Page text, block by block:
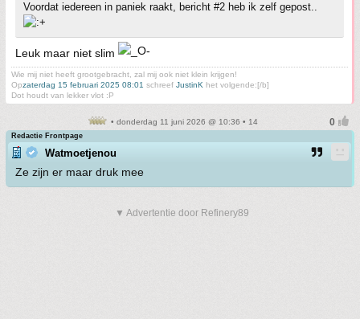
Voordat iedereen in paniek raakt, bericht #2 heb ik zelf gepost..
Leuk maar niet slim
Wie mij niet heeft grootgebracht, zal mij ook niet klein krijgen!
Opzaterdag 15 februari 2025 08:01 schreef JustinK het volgende:[/b]
Dot houdt van lekker vlot :P
• donderdag 11 juni 2026 @ 10:36 • 14
Redactie Frontpage
Watmoetjenou
Ze zijn er maar druk mee
▼ Advertentie door Refinery89